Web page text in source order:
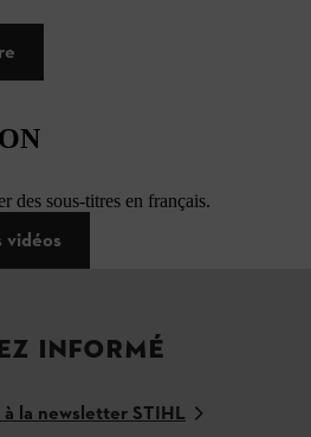
des sous-titres en français.
vidéos
INFORMÉ
la newsletter STIHL